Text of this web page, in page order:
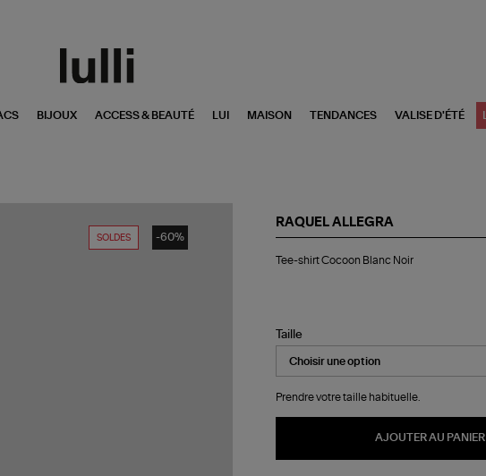
BIJOUX ACCESS & BEAUTÉ LUI MAISON TENDANCES VALISE D'ÉTÉ
SOLDES -60%
RAQUEL ALLEGRA
shirt
Tee-shirt Cocoon Blanc Noir
Taille
Prendre votre taille habituelle.
AJOUTER AU PANIER